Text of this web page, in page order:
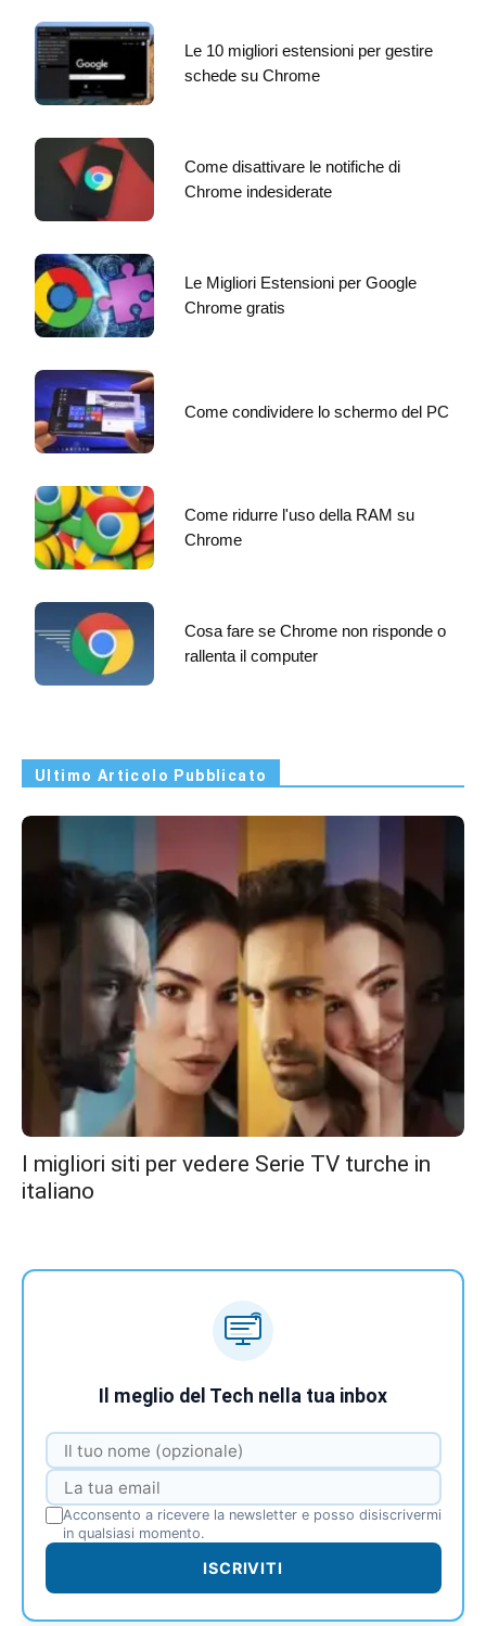
Le 10 migliori estensioni per gestire
schede su Chrome
Come disattivare le notifiche di
Chrome indesiderate
Le Migliori Estensioni per Google
Chrome gratis
Come condividere lo schermo del PC
Come ridurre l'uso della RAM su
Chrome
Cosa fare se Chrome non risponde o
rallenta il computer
Ultimo Articolo Pubblicato
I migliori siti per vedere Serie TV turche in
italiano
Il meglio del Tech nella tua inbox
Acconsento a ricevere la newsletter e posso disiscrivermi
in qualsiasi momento.
ISCRIVITI